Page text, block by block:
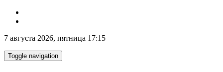
7 августа 2026, пятница 17:15
Toggle navigation